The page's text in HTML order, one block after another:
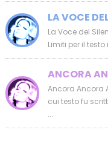
LA VOCE
La Voce del
Limiti per il
ANCORA
Ancora Ancora
cui testo fu
...